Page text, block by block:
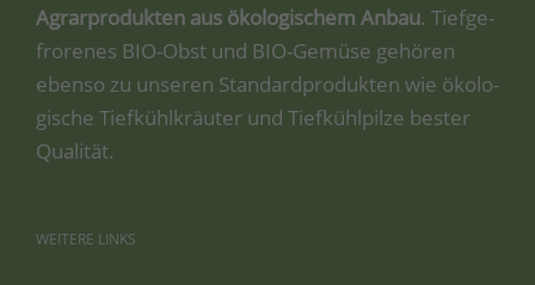
Agrar­pro­duk­ten aus öko­lo­gi­schem Anbau. Tief­ge­
fro­re­nes BIO-Obst und BIO-Gemü­se gehö­ren
eben­so zu unse­ren Stan­dard­pro­duk­ten wie öko­lo­
gi­sche Tief­kühl­kräu­ter und Tief­kühl­pil­ze bes­ter
Qualität.
WEITERE LINKS